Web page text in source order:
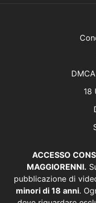
18
ACCESSO
MAGGIORENNI.
pubblicazione di
minori di 18 anni.